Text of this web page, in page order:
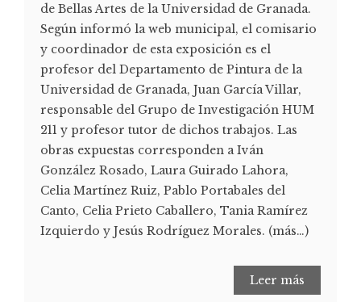
de Bellas Artes de la Universidad de Granada.
Según informó la web municipal, el comisario
y coordinador de esta exposición es el
profesor del Departamento de Pintura de la
Universidad de Granada, Juan García Villar,
responsable del Grupo de Investigación HUM
211 y profesor tutor de dichos trabajos. Las
obras expuestas corresponden a Iván
González Rosado, Laura Guirado Lahora,
Celia Martínez Ruiz, Pablo Portabales del
Canto, Celia Prieto Caballero, Tania Ramírez
Izquierdo y Jesús Rodríguez Morales. (más…)
Leer más